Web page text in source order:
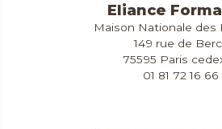
Eliance
Maison Nationale des
149 rue de
75595 Paris
01 81 72 16 66